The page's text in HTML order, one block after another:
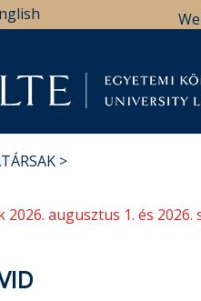
2026. augusztus 1. és